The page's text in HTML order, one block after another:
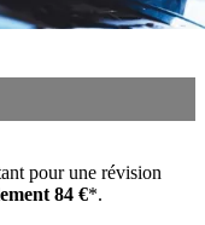
pour une révision
84 €*.